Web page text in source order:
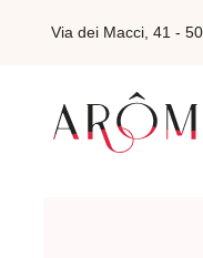
Via dei Macci, 41 -